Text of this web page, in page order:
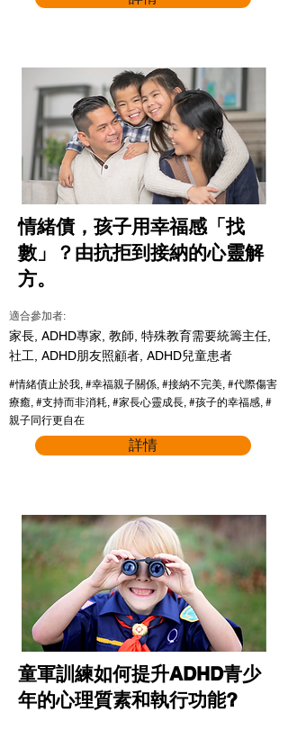
情緒債，孩子用幸福感「找
數」？由抗拒到接納的心靈解
方。
適合參加者:
家長, ADHD專家, 教師, 特殊教育需要統籌主任,
社工, ADHD朋友照顧者, ADHD兒童患者
#情緒債止於我, #幸福親子關係, #接納不完美, #代際傷害
療癒, #支持而非消耗, #家長心靈成長, #孩子的幸福感, #
親子同行更自在
詳情
童軍訓練如何提升ADHD青少
年的心理質素和執行功能?